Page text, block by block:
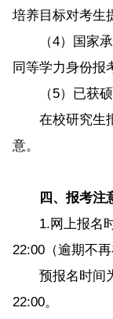
培养目标对考生
（4）国家承
同等学力身份报
（5）已获硕
在校研究生报
意。
四、报考注
1.网上报名时
22:00（逾期不
预报名时间为
22:00。